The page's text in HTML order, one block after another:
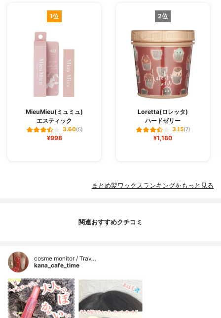
1位
MieuMieu(ミュミュ)
エスティック
3.60(5)
¥998
2位
Loretta(ロレッタ)
ハードゼリー
3.15(7)
¥1,180
まとめ髪ワックスランキングをもっと見る
関連おすすめクチコミ
cosme monitor / Trav…
kana_cafe_time